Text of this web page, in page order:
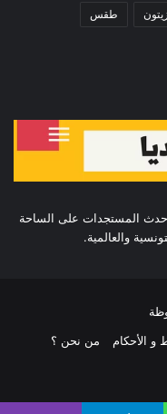
طقس
المستجدات على الساحة
والعالمية.
و الأحكام
من نحن ؟